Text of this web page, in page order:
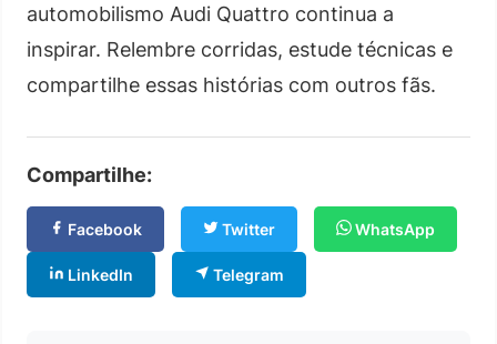
automobilismo Audi Quattro continua a
inspirar. Relembre corridas, estude técnicas e
compartilhe essas histórias com outros fãs.
Compartilhe:
Facebook Twitter WhatsApp
LinkedIn Telegram